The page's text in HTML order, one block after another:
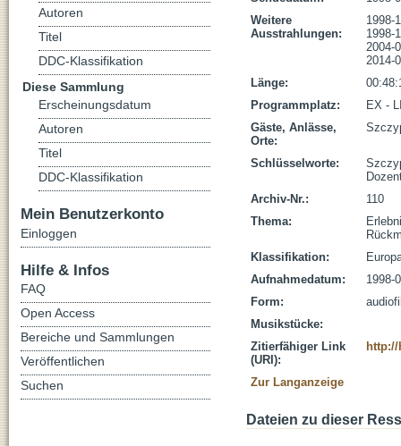
Weitere
Ausstrahlungen:
1998-
1998-
2004-
2014-
Länge:
Programmplatz:
EX -
Gäste, Anlässe,
Orte:
Schlüsselworte:
Archiv-Nr.:
110
Thema:
Klassifikation:
Aufnahmedatum:
1998-
Form:
Musikstücke:
Zitierfähiger Link
(URI):
http://
Zur Langanzeige
Dateien zu dieser
Autoren
Titel
DDC-Klassifikation
Diese Sammlung
Erscheinungsdatum
Autoren
Titel
DDC-Klassifikation
Mein Benutzerkonto
Einloggen
Hilfe & Infos
FAQ
Open Access
Bereiche und Sammlungen
Veröffentlichen
Suchen